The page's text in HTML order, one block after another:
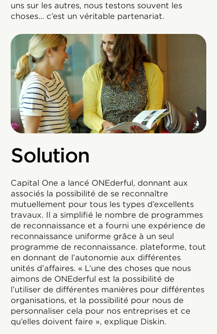
uns sur les autres, nous testons souvent les
choses... c’est un véritable partenariat.
Solution
Capital One a lancé ONEderful, donnant aux
associés la possibilité de se reconnaître
mutuellement pour tous les types d’excellents
travaux. Il a simplifié le nombre de programmes
de reconnaissance et a fourni une expérience de
reconnaissance uniforme grâce à un seul
programme de reconnaissance. plateforme, tout
en donnant de l’autonomie aux différentes
unités d’affaires. « L’une des choses que nous
aimons de ONEderful est la possibilité de
l’utiliser de différentes manières pour différentes
organisations, et la possibilité pour nous de
personnaliser cela pour nos entreprises et ce
qu’elles doivent faire », explique Diskin.